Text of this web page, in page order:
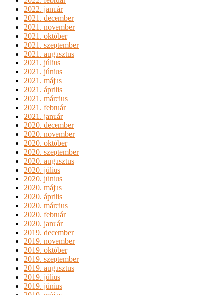
2022. január
2021. december
2021. november
2021. október
2021. szeptember
2021. augusztus
2021. július
2021. június
2021. május
2021. április
2021. március
2021. február
2021. január
2020. december
2020. november
2020. október
2020. szeptember
2020. augusztus
2020. július
2020. június
2020. május
2020. április
2020. március
2020. február
2020. január
2019. december
2019. november
2019. október
2019. szeptember
2019. augusztus
2019. július
2019. június